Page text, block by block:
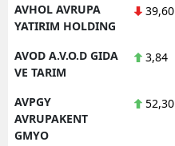
AVHOL AVRUPA
YATIRIM HOLDING
39,60
AVOD A.V.O.D GIDA
VE TARIM
3,84
AVPGY
AVRUPAKENT
GMYO
52,30